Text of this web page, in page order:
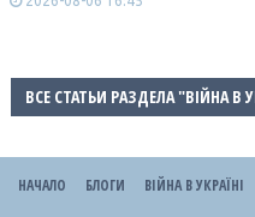
ВСЕ СТАТЬИ РАЗДЕЛА "ВІЙНА В
НАЧАЛО БЛОГИ ВІЙНА В УКРАЇНІ